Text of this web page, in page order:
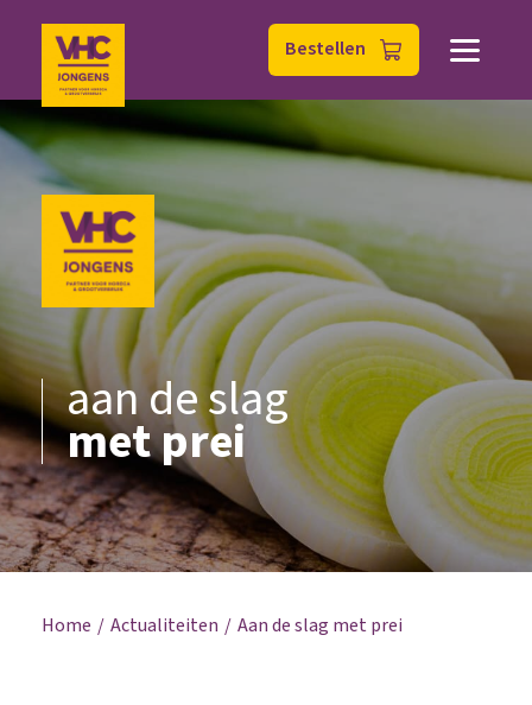
Bestellen
aan de slag
met prei
Home Actualiteiten Aan de slag met prei